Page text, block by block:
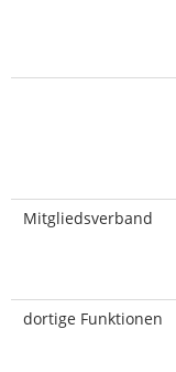
Mitgliedsverband
dortige Funktionen